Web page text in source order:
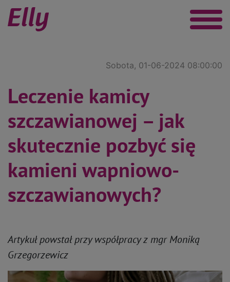
Sobota, 01-06-2024 08:00:00
Leczenie kamicy
szczawianowej – jak
skutecznie pozbyć się
kamieni wapniowo-
szczawianowych?
Artykuł powstał przy współpracy z mgr Moniką
Grzegorzewicz